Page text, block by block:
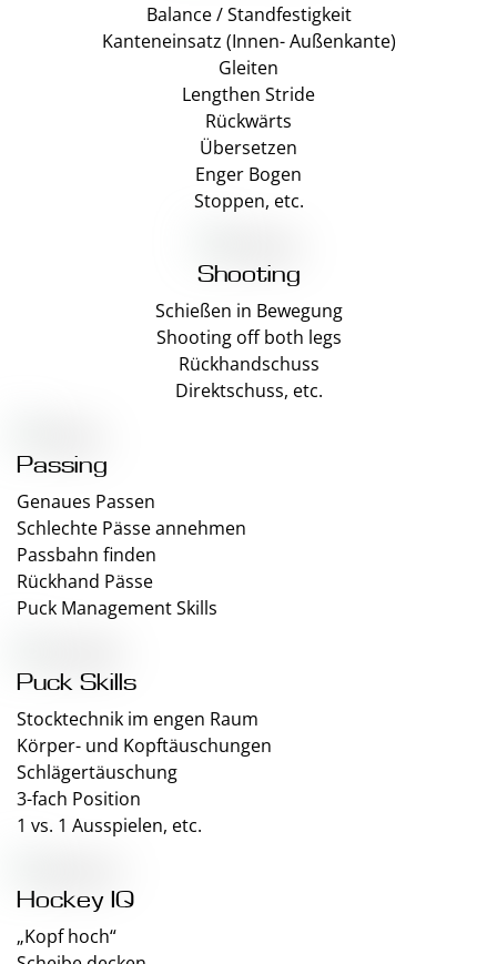
Balance / Standfestigkeit
Kanteneinsatz (Innen- Außenkante)
Gleiten
Lengthen Stride
Rückwärts
Übersetzen
Enger Bogen
Stoppen, etc.
Shooting
Schießen in Bewegung
Shooting off both legs
Rückhandschuss
Direktschuss, etc.
Passing
Genaues Passen
Schlechte Pässe annehmen
Passbahn finden
Rückhand Pässe
Puck Management Skills
Puck Skills
Stocktechnik im engen Raum
Körper- und Kopftäuschungen
Schlägertäuschung
3-fach Position
1 vs. 1 Ausspielen, etc.
Hockey IQ
„Kopf hoch“